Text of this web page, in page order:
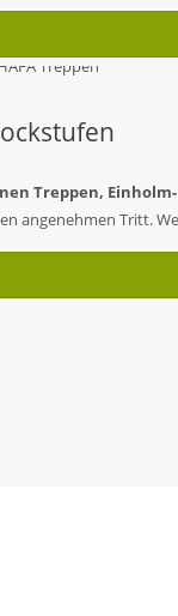
Treppen,
angenehmen Tritt.